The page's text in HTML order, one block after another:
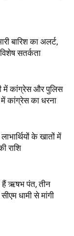
बारिश का अलर्ट,
सतर्कता
में कांग्रेस और पुलिस
कांग्रेस का धरना
के खातों में
राशि
हैं ऋषभ पंत, तीन
धामी से मांगी